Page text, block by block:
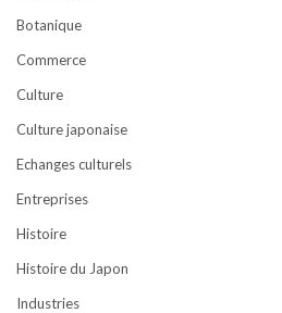
Botanique
Commerce
Culture
Culture japonaise
Echanges culturels
Entreprises
Histoire
Histoire du Japon
Industries